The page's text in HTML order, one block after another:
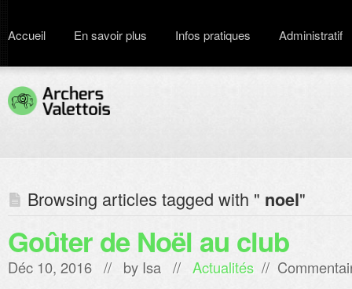
Accueil En savoir plus Infos pratiques Administratif
Browsing articles tagged with " noel"
Goûter de Noël au club
Déc 10, 2016 // by Isa // Actualités //